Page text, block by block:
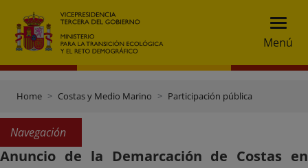
Menú
Home Costas y Medio Marino Participación pública
Navegación
Anuncio de la Demarcación de Costas en